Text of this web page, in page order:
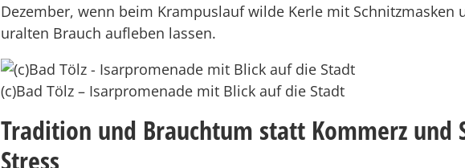
Dezember, wenn beim Krampuslauf wilde Kerle mit Schnitzmasken
uralten Brauch aufleben lassen.
(c)Bad Tölz – Isarpromenade mit Blick auf die Stadt
Tradition und Brauchtum statt Kommerz und
Stress